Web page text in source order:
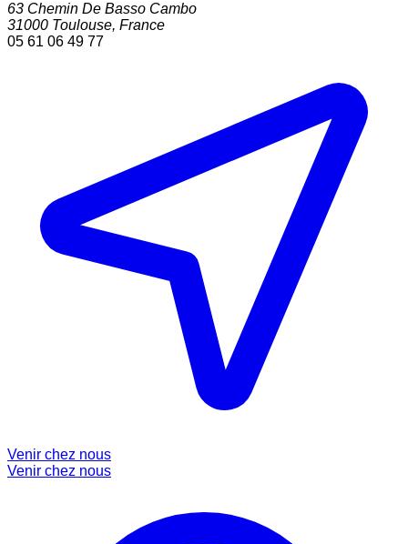
63 Chemin De Basso Cambo
31000 Toulouse, France
05 61 06 49 77
Venir chez nous
Venir chez nous